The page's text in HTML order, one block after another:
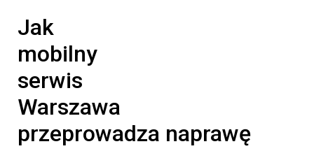
Jak
mobilny
serwis
Warszawa
przeprowadza naprawę